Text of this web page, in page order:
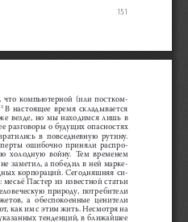
151
что  компьютерной  (или  постком-
2 В  настоящее  время  складывается
везде,  но  мы  находимся  лишь  в
разговоры о будущих опасностях
в  повседневную  рутину.
ошибочно  приняли  распро-
холодную  войну.  Тем  временем
заметил, а победил в ней марке-
корпораций.  Сегодняшняя  си-
Пастер из известной статьи
природу,  потребители
а  обеспокоенные  ценители
как им с этим жить. Несмотря на
тенденций, в ближайшее